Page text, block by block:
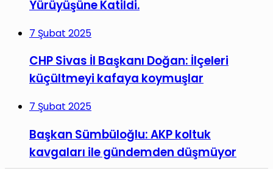
Yürüyüşüne Katildi.
7 Şubat 2025
CHP Sivas İl Başkanı Doğan: İlçeleri
küçültmeyi kafaya koymuşlar
7 Şubat 2025
Başkan Sümbüloğlu: AKP koltuk
kavgaları ile gündemden düşmüyor